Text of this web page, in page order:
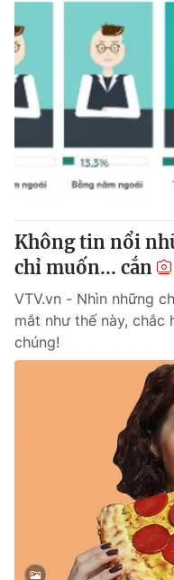
Không tin nổi
chỉ muốn... cắn
VTV.vn - Nhìn những
mắt như thế này, chắc
chúng!